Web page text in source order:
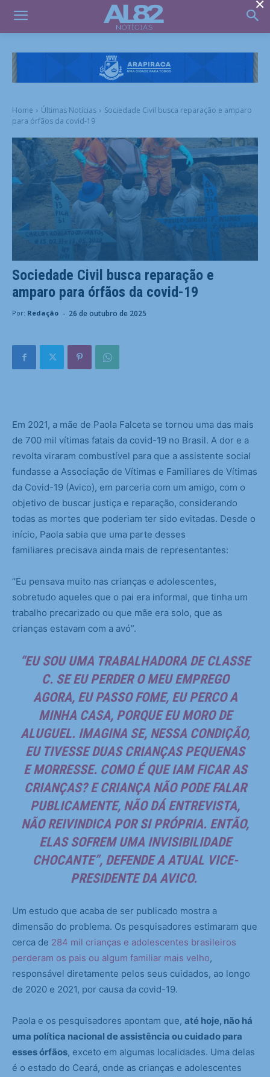
Home Últimas Notícias
Sociedade Civil busca reparação e amparo
para órfãos da covid-19
Sociedade Civil busca reparação e
amparo para órfãos da covid-19
Por: Redação - 26 de outubro de 2025
Em 2021, a mãe de Paola Falceta se tornou uma das mais
de 700 mil vítimas fatais da covid-19 no Brasil. A dor e a
revolta viraram combustível para que a assistente social
fundasse a Associação de Vítimas e Familiares de Vítimas
da Covid-19 (Avico), em parceria com um amigo, com o
objetivo de buscar justiça e reparação, considerando
todas as mortes que poderiam ter sido evitadas. Desde o
início, Paola sabia que uma parte desses
familiares precisava ainda mais de representantes:
“Eu pensava muito nas crianças e adolescentes,
sobretudo aqueles que o pai era informal, que tinha um
trabalho precarizado ou que mãe era solo, que as
crianças estavam com a avó”.
“EU SOU UMA TRABALHADORA DE CLASSE
C. SE EU PERDER O MEU EMPREGO
AGORA, EU PASSO FOME, EU PERCO A
MINHA CASA, PORQUE EU MORO DE
ALUGUEL. IMAGINA SE, NESSA CONDIÇÃO,
EU TIVESSE DUAS CRIANÇAS PEQUENAS
E MORRESSE. COMO É QUE IAM FICAR AS
CRIANÇAS? E CRIANÇA NÃO PODE FALAR
PUBLICAMENTE, NÃO DÁ ENTREVISTA,
NÃO REIVINDICA POR SI PRÓPRIA. ENTÃO,
ELAS SOFREM UMA INVISIBILIDADE
CHOCANTE”, DEFENDE A ATUAL VICE-
PRESIDENTE DA AVICO.
Um estudo que acaba de ser publicado mostra a
dimensão do problema. Os pesquisadores estimaram que
cerca de 284 mil crianças e adolescentes brasileiros
perderam os pais ou algum familiar mais velho,
responsável diretamente pelos seus cuidados, ao longo
de 2020 e 2021, por causa da covid-19.
Paola e os pesquisadores apontam que, até hoje, não há
uma política nacional de assistência ou cuidado para
esses órfãos, exceto em algumas localidades. Uma delas
é o estado do Ceará, onde as crianças e adolescentes